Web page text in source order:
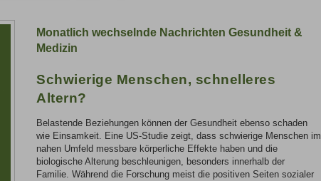
Monatlich wechselnde Nachrichten Gesundheit &
Medizin
Schwierige Menschen, schnelleres
Altern?
Belastende Beziehungen können der Gesundheit ebenso schaden
wie Einsamkeit. Eine US-Studie zeigt, dass schwierige Menschen im
nahen Umfeld messbare körperliche Effekte haben und die
biologische Alterung beschleunigen, besonders innerhalb der
Familie. Während die Forschung meist die positiven Seiten sozialer